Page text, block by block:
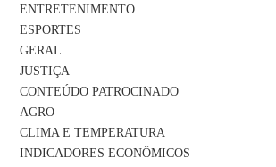
ENTRETENIMENTO
ESPORTES
GERAL
JUSTIÇA
CONTEÚDO PATROCINADO
AGRO
CLIMA E TEMPERATURA
INDICADORES ECONÔMICOS